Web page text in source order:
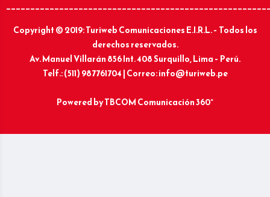
Copyright © 2019: Turiweb Comunicaciones E.I.R.L. – Todos los
derechos reservados.
Av. Manuel Villarán 856 Int. 408 Surquillo, Lima – Perú.
Telf.: (511) 987761704 | Correo: info@turiweb.pe
Powered byTBCOM Comunicación 360°